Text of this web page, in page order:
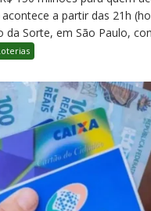
a partir das 21h
da Sorte, em São Paulo,